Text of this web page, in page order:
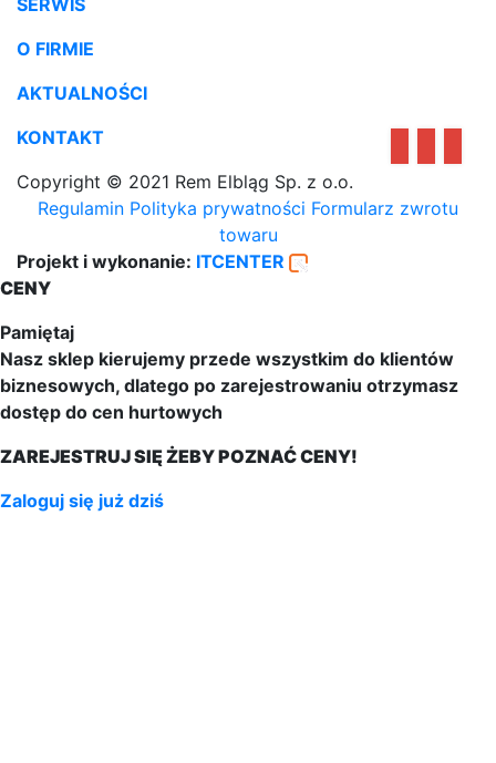
O FIRMIE
AKTUALNOŚCI
KONTAKT
Copyright © 2021 Rem Elbląg Sp. z o.o.
Regulamin Polityka prywatności Formularz zwrotu
towaru
Projekt i wykonanie: ITCENTER
CENY
Pamiętaj
Nasz sklep kierujemy przede wszystkim do klientów
biznesowych, dlatego po zarejestrowaniu otrzymasz
dostęp do cen hurtowych
ZAREJESTRUJ SIĘ ŻEBY POZNAĆ CENY!
Zaloguj się już dziś